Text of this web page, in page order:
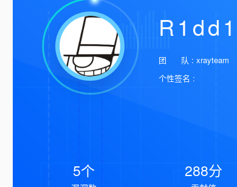
团 队 : xrayteam
个性签名 :
5个 288分